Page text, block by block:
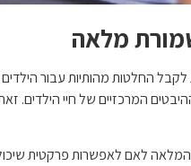
מלאה
החלטות מהותיות עבור
המרכזיים של חיי הילדים.
המלאה לאם לאפשרות פרקטית